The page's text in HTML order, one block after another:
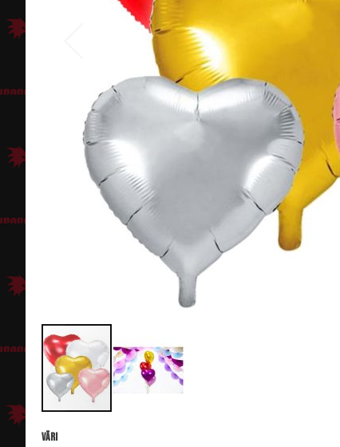
Väri